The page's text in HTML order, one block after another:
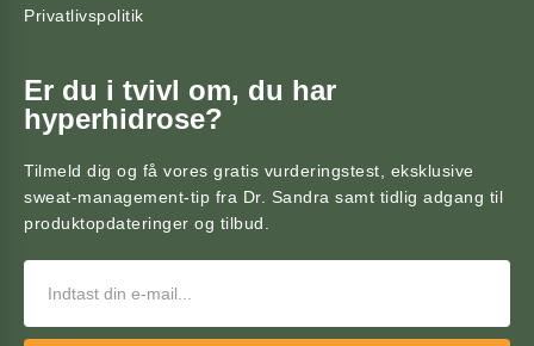
Privatlivspolitik
Er du i tvivl om, du har
hyperhidrose?
Tilmeld dig og få vores gratis vurderingstest, eksklusive
sweat-management-tip fra Dr. Sandra samt tidlig adgang til
produktopdateringer og tilbud.